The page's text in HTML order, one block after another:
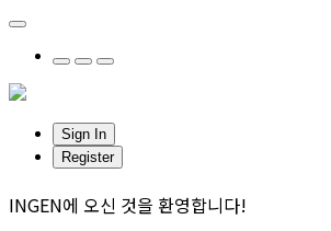
Sign In
Register
INGEN에 오신 것을 환영합니다!